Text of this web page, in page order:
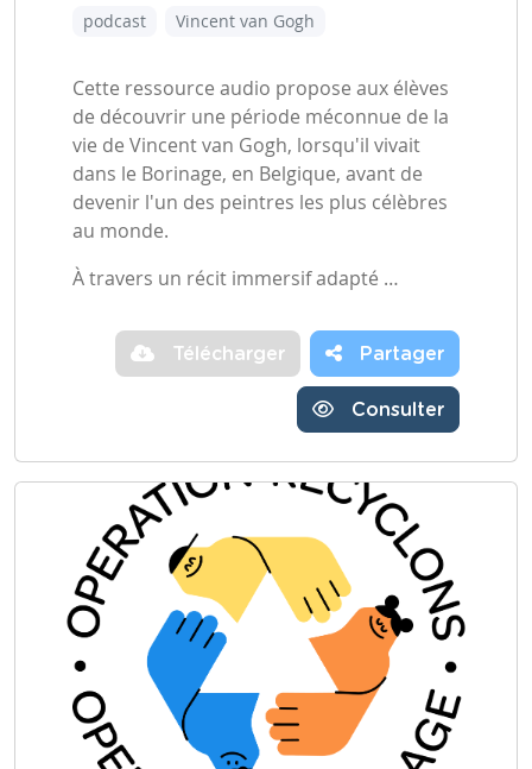
podcast
Vincent van Gogh
Cette ressource audio propose aux élèves
de découvrir une période méconnue de la
vie de Vincent van Gogh, lorsqu'il vivait
dans le Borinage, en Belgique, avant de
devenir l'un des peintres les plus célèbres
au monde.
À travers un récit immersif adapté …
Télécharger Partager
Consulter